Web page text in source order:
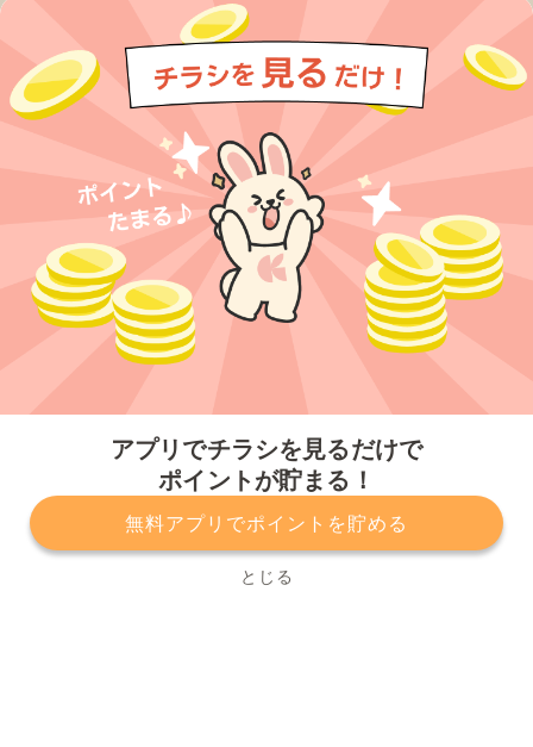
アプリでチラシを見るだけで
ポイントが貯まる！
無料アプリでポイントを貯める
とじる
プライバシーポリシー 利用規約
運営会社
サービスに関してのお問い合わせ